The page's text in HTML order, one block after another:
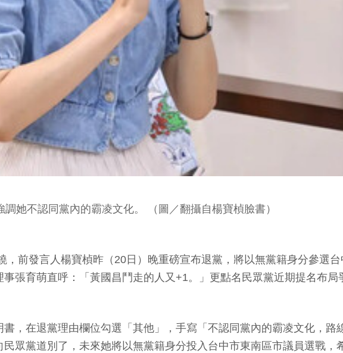
她不認同黨內的霸凌文化。 （圖／翻攝自楊寶楨臉書）
前發言人楊寶楨昨（20日）晚重磅宣布退黨，將以無黨籍身分參選
張育萌直呼：「黃國昌鬥走的人又+1。」更點名民眾黨近期提名布
，在退黨理由欄位勾選「其他」，手寫「不認同黨內的霸凌文化，路
眾黨道別了，未來她將以無黨籍身分投入台中市東南區市議員選戰，